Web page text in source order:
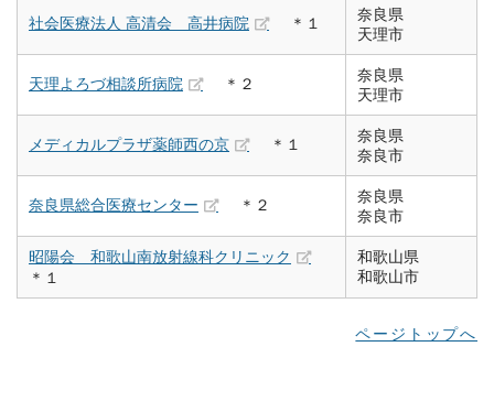
社会医療法人 高清会 高井病院 ＊１
奈良県
天理市
天理よろづ相談所病院 ＊２
奈良県
天理市
メディカルプラザ薬師西の京 ＊１
奈良県
奈良市
奈良県総合医療センター ＊２
奈良県
奈良市
昭陽会 和歌山南放射線科クリニック
＊１
和歌山県
和歌山市
ページトップへ